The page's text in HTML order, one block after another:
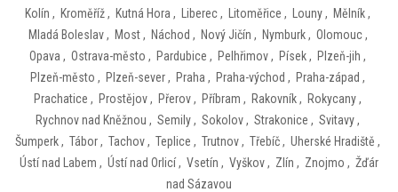
Kolín , Kroměříž, Kutná Hora , Liberec, Litoměřice , Louny, Mělník,
Mladá Boleslav, Most, Náchod , Nový Jičín , Nymburk, Olomouc,
Opava , Ostrava-město , Pardubice , Pelhřimov, Písek, Plzeň-jih ,
Plzeň-město , Plzeň-sever, Praha , Praha-východ , Praha-západ ,
Prachatice , Prostějov, Přerov, Příbram , Rakovník, Rokycany,
Rychnov nad Kněžnou , Semily, Sokolov, Strakonice , Svitavy,
Šumperk, Tábor, Tachov, Teplice , Trutnov, Třebíč, Uherské Hradiště ,
Ústí nad Labem , Ústí nad Orlicí, Vsetín , Vyškov, Zlín , Znojmo , Žďár
nad Sázavou